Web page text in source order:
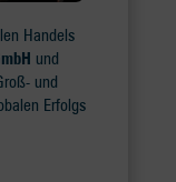
Handels
und
und
Erfolgs